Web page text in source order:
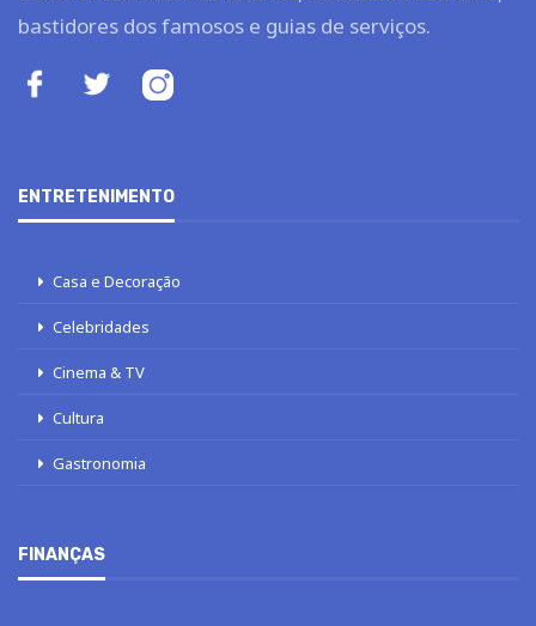
bastidores dos famosos e guias de serviços.
ENTRETENIMENTO
Casa e Decoração
Celebridades
Cinema & TV
Cultura
Gastronomia
FINANÇAS